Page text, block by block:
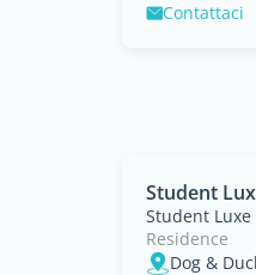
Contattaci
Student
Student Luxe
Residence
Dog &